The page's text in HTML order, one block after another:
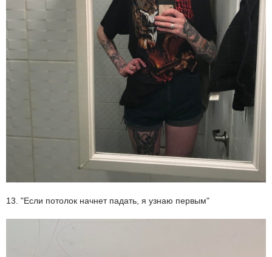
13. "Если потолок начнет падать, я узнаю первым"